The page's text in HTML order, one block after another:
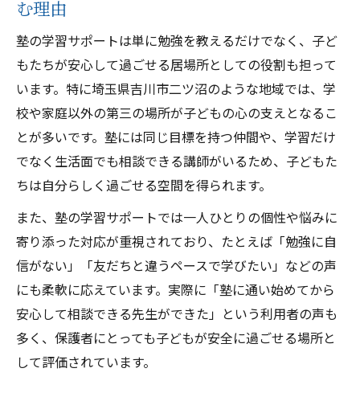
む理由
塾の学習サポートは単に勉強を教えるだけでなく、子ど
もたちが安心して過ごせる居場所としての役割も担って
います。特に埼玉県吉川市二ツ沼のような地域では、学
校や家庭以外の第三の場所が子どもの心の支えとなるこ
とが多いです。塾には同じ目標を持つ仲間や、学習だけ
でなく生活面でも相談できる講師がいるため、子どもた
ちは自分らしく過ごせる空間を得られます。
また、塾の学習サポートでは一人ひとりの個性や悩みに
寄り添った対応が重視されており、たとえば「勉強に自
信がない」「友だちと違うペースで学びたい」などの声
にも柔軟に応えています。実際に「塾に通い始めてから
安心して相談できる先生ができた」という利用者の声も
多く、保護者にとっても子どもが安全に過ごせる場所と
して評価されています。